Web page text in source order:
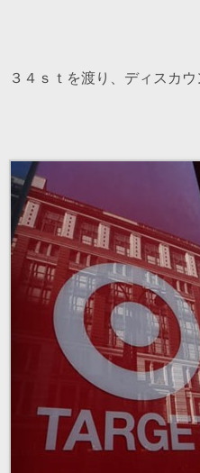
３４ｓｔを渡り、ディスカ